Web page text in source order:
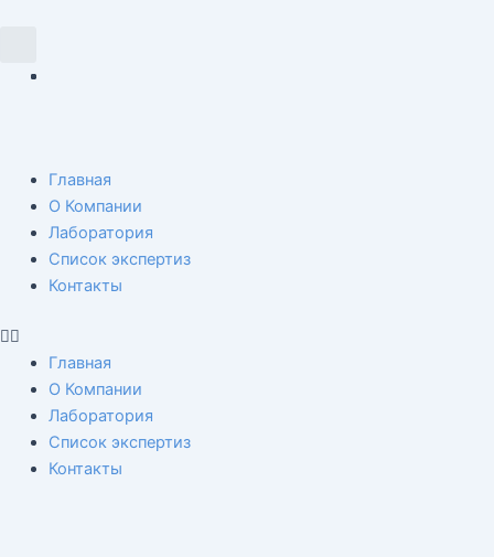
Главная
О Компании
Лаборатория
Список экспертиз
Контакты
Menu
Главная
О Компании
Лаборатория
Список экспертиз
Контакты